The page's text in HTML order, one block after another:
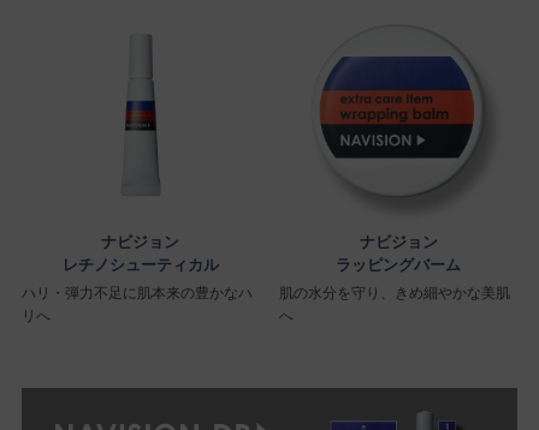
ナビジョン
レチノシューティカル
ハリ・弾力不足に肌本来の豊かなハ
リへ
ナビジョン
ラッピングバーム
肌の水分を守り、きめ細やかな美肌
へ